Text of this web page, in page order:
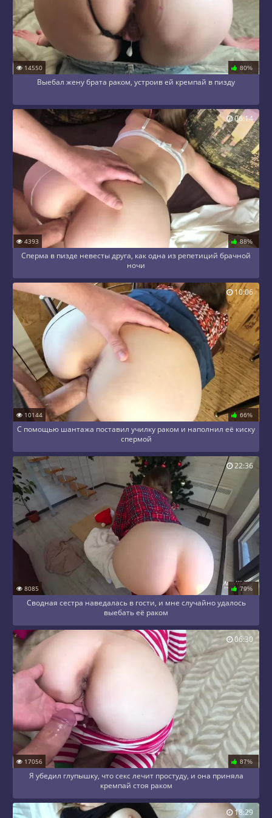
14550 80%
Выебал жену брата раком, устроив ей кремпай в пизду
4393 88%
Сперма в пизде невесты друга, как одна из репетиций брачной
ночи
06:14
10144 66%
С помощью шантажа поставил училку раком и наполнил её киску
спермой
10:06
8085 79%
Сводная сестра наведалась в гости, и мне случайно удалось
выебать её раком
22:36
17056 87%
Я убедил глупышку, что секс лечит простуду, и она приняла
кремпай стоя раком
06:30
18:29